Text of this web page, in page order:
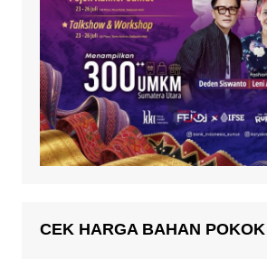
CEK HARGA BAHAN POKOK